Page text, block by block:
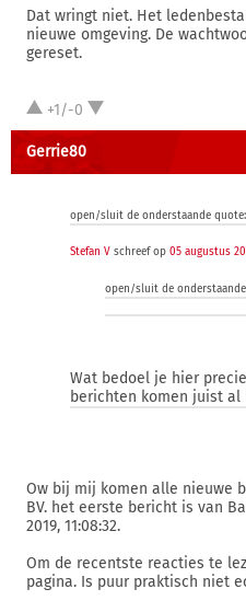
Dat wringt niet. Het
nieuwe omgeving. De
gereset.
+1/-0
Gerrie80
open/sluit de onderstaande quote:
Stefan V schreef op 05 augustus
open/sluit de
Wat bedoel je hier
berichten komen juist al
Ow bij mij komen alle nieuwe
BV. het eerste bericht is van
2019, 11:08:32.
Om de recentste reacties te
pagina. Is puur praktisch niet